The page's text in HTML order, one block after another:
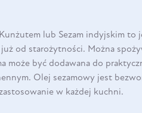
lub Sezam indyjskim to
już od starożytności. Można
może być dodawana do
Olej sezamowy jest
w każdej kuchni.